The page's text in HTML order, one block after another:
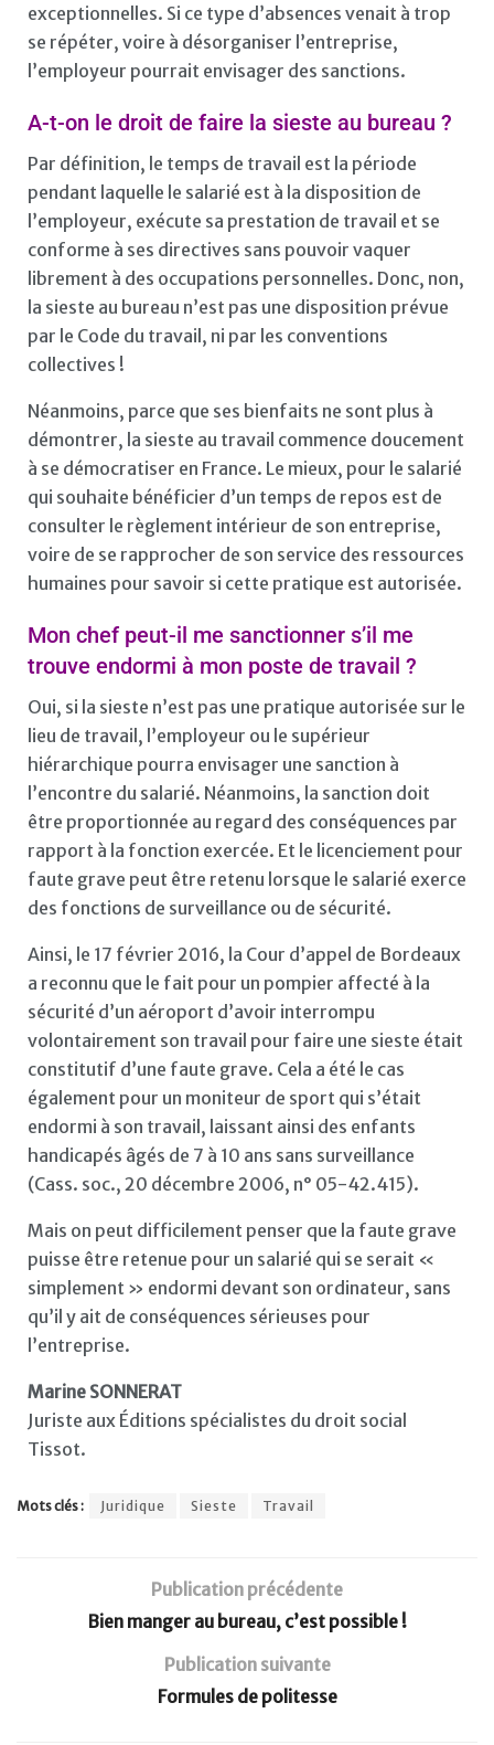
exceptionnelles. Si ce type d’absences venait à trop
se répéter, voire à désorganiser l’entreprise,
l’employeur pourrait envisager des sanctions.
A-t-on le droit de faire la sieste au bureau ?
Par définition, le temps de travail est la période
pendant laquelle le salarié est à la disposition de
l’employeur, exécute sa prestation de travail et se
conforme à ses directives sans pouvoir vaquer
librement à des occupations personnelles. Donc, non,
la sieste au bureau n’est pas une disposition prévue
par le Code du travail, ni par les conventions
collectives !
Néanmoins, parce que ses bienfaits ne sont plus à
démontrer, la sieste au travail commence doucement
à se démocratiser en France. Le mieux, pour le salarié
qui souhaite bénéficier d’un temps de repos est de
consulter le règlement intérieur de son entreprise,
voire de se rapprocher de son service des ressources
humaines pour savoir si cette pratique est autorisée.
Mon chef peut-il me sanctionner s’il me
trouve endormi à mon poste de travail ?
Oui, si la sieste n’est pas une pratique autorisée sur le
lieu de travail, l’employeur ou le supérieur
hiérarchique pourra envisager une sanction à
l’encontre du salarié. Néanmoins, la sanction doit
être proportionnée au regard des conséquences par
rapport à la fonction exercée. Et le licenciement pour
faute grave peut être retenu lorsque le salarié exerce
des fonctions de surveillance ou de sécurité.
Ainsi, le 17 février 2016, la Cour d’appel de Bordeaux
a reconnu que le fait pour un pompier affecté à la
sécurité d’un aéroport d’avoir interrompu
volontairement son travail pour faire une sieste était
constitutif d’une faute grave. Cela a été le cas
également pour un moniteur de sport qui s’était
endormi à son travail, laissant ainsi des enfants
handicapés âgés de 7 à 10 ans sans surveillance
(Cass. soc., 20 décembre 2006, n° 05-42.415).
Mais on peut difficilement penser que la faute grave
puisse être retenue pour un salarié qui se serait «
simplement » endormi devant son ordinateur, sans
qu’il y ait de conséquences sérieuses pour
l’entreprise.
Marine SONNERAT
Juriste aux Éditions spécialistes du droit social
Tissot.
Mots clés : Juridique Sieste Travail
Publication précédente
Bien manger au bureau, c’est possible !
Publication suivante
Formules de politesse